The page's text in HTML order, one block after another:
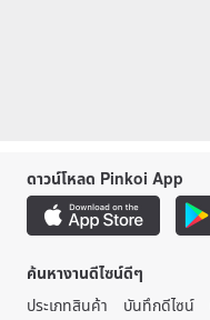
ดาวน์โหลด Pinkoi App
ค้นหางานดีไซน์ดีๆ
ประเภทสินค้า
บันทึกดีไซน์